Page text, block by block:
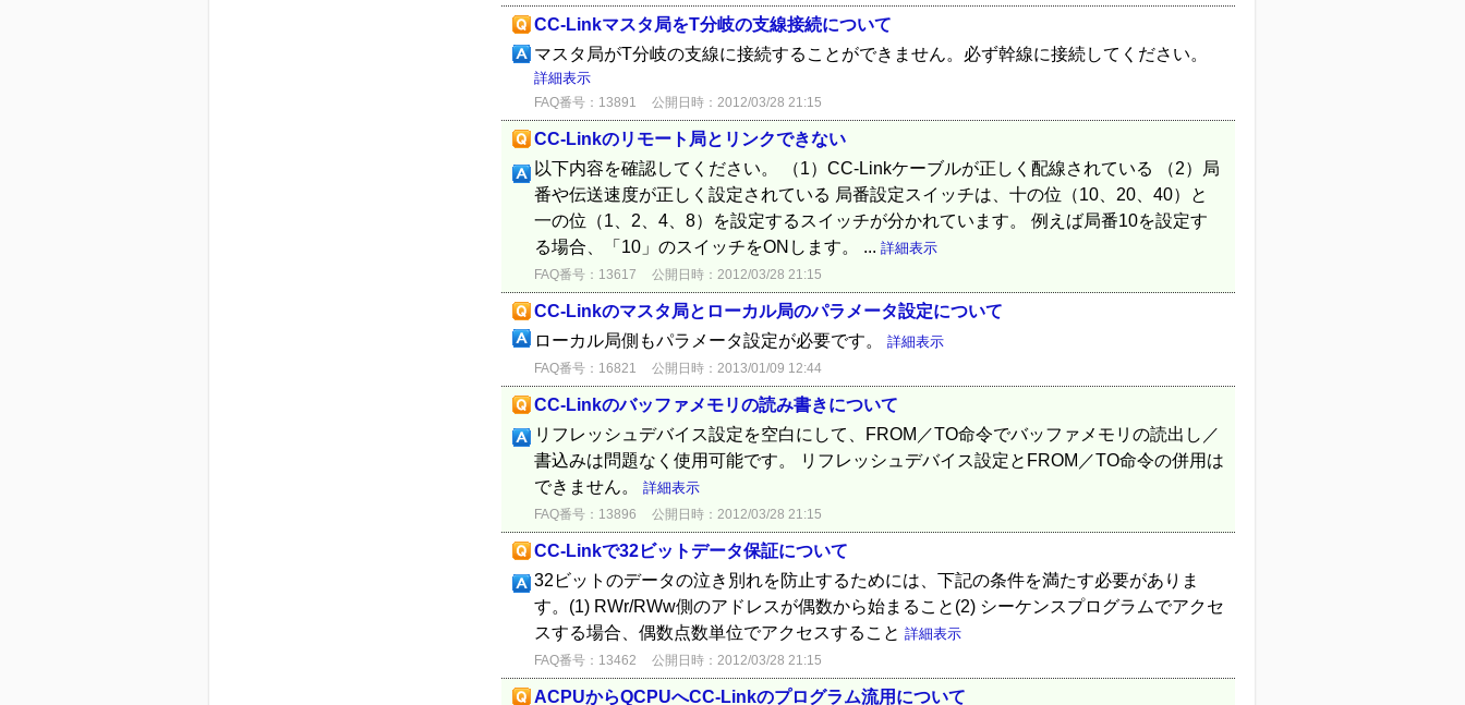
CC-Linkマスタ局をT分岐の支線接続について
マスタ局がT分岐の支線に接続することができません。必ず幹線に接続してください。
詳細表示
FAQ番号：13891 公開日時：2012/03/28 21:15
CC-Linkのリモート局とリンクできない
以下内容を確認してください。 （1）CC-Linkケーブルが正しく配線されている （2）局
番や伝送速度が正しく設定されている 局番設定スイッチは、十の位（10、20、40）と
一の位（1、2、4、8）を設定するスイッチが分かれています。 例えば局番10を設定す
る場合、「10」のスイッチをONします。 ... 詳細表示
FAQ番号：13617 公開日時：2012/03/28 21:15
CC-Linkのマスタ局とローカル局のパラメータ設定について
ローカル局側もパラメータ設定が必要です。 詳細表示
FAQ番号：16821 公開日時：2013/01/09 12:44
CC-Linkのバッファメモリの読み書きについて
リフレッシュデバイス設定を空白にして、FROM／TO命令でバッファメモリの読出し／
書込みは問題なく使用可能です。 リフレッシュデバイス設定とFROM／TO命令の併用は
できません。 詳細表示
FAQ番号：13896 公開日時：2012/03/28 21:15
CC-Linkで32ビットデータ保証について
32ビットのデータの泣き別れを防止するためには、下記の条件を満たす必要がありま
す。(1) RWr/RWw側のアドレスが偶数から始まること(2) シーケンスプログラムでアクセ
スする場合、偶数点数単位でアクセスすること 詳細表示
FAQ番号：13462 公開日時：2012/03/28 21:15
ACPUからQCPUへCC-Linkのプログラム流用について